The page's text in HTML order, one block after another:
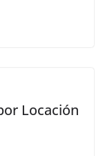
Locación